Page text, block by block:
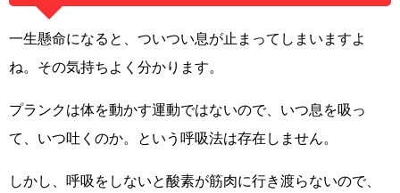
一生懸命になると、ついつい息が止まってしまいますよ
ね。その気持ちよく分かります。
プランクは体を動かす運動ではないので、いつ息を吸っ
て、いつ吐くのか。という呼吸法は存在しません。
しかし、呼吸をしないと酸素が筋肉に行き渡らないので、